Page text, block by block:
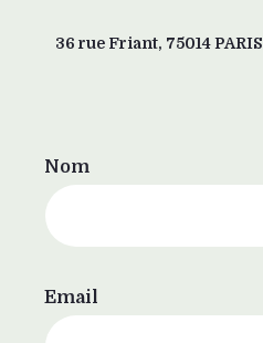
36 rue Friant, 75014 PARIS
Nom
Email